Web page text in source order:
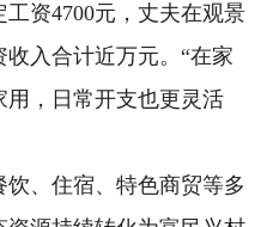
资4700元，丈夫在观景
入合计近万元。“在家
，日常开支也更灵活
、住宿、特色商贸等多